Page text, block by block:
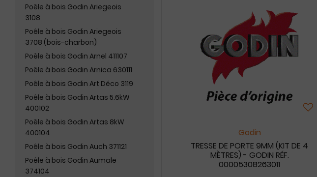
Poêle à bois Godin Ariegeois
3108
Poêle à bois Godin Ariegeois
3708 (bois-charbon)
Poêle à bois Godin Arnel 411107
Poêle à bois Godin Arnica 630111
Poêle à bois Godin Art Déco 3119
Poêle à bois Godin Artas 5.6kW
400102
Poêle à bois Godin Artas 8kW
400104
Poêle à bois Godin Auch 371121
Poêle à bois Godin Aumale
374104
Godin
TRESSE DE PORTE 9MM (KIT DE 4
MÈTRES) - GODIN RÉF.
00005308263011